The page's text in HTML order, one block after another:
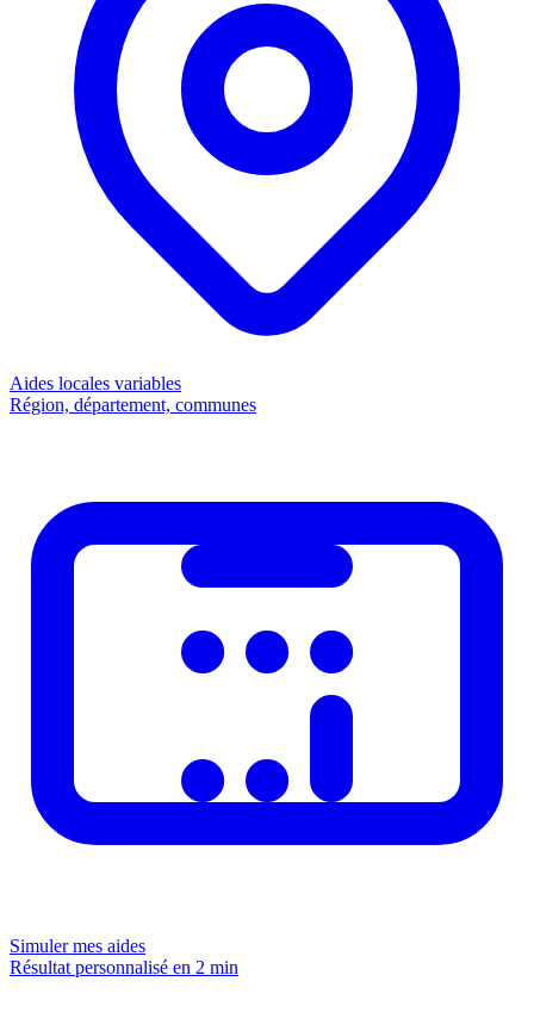
Aides locales variables
Région, département, communes
Simuler mes aides
Résultat personnalisé en 2 min